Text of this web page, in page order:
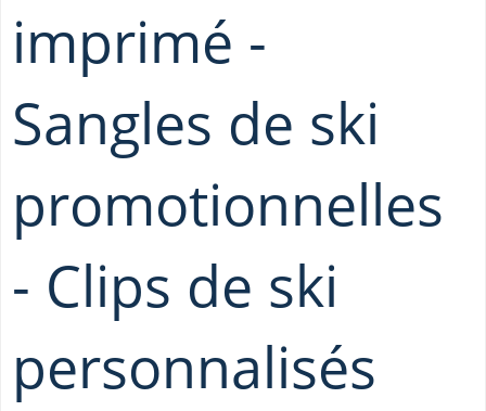
imprimé -
Sangles de ski
promotionnelles
- Clips de ski
personnalisés